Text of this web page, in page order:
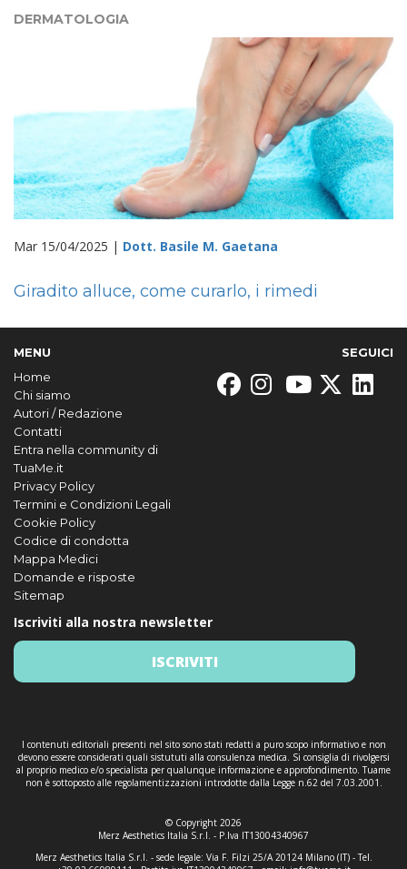
DERMATOLOGIA
Mar 15/04/2025 | Dott. Basile M. Gaetana
Giradito alluce, come curarlo, i rimedi
MENU
Home
Chi siamo
Autori / Redazione
Contatti
Entra nella community di
TuaMe.it
Privacy Policy
Termini e Condizioni Legali
Cookie Policy
Codice di condotta
Mappa Medici
Domande e risposte
Sitemap
SEGUICI
Iscriviti alla nostra newsletter
ISCRIVITI
I contenuti editoriali presenti nel sito sono stati redatti a puro scopo informativo e non
devono essere considerati quali sistututi alla consulenza medica. Si consiglia di rivolgersi
al proprio medico e/o specialista per qualunque informazione e approfondimento. Tuame
non è sottoposto alle regolamentizzazioni introdotte dalla Legge n.62 del 7.03.2001.
© Copyright 2026
Merz Aesthetics Italia S.r.l. - P.Iva IT13004340967
Merz Aesthetics Italia S.r.l. - sede legale: Via F. Filzi 25/A 20124 Milano (IT) - Tel.